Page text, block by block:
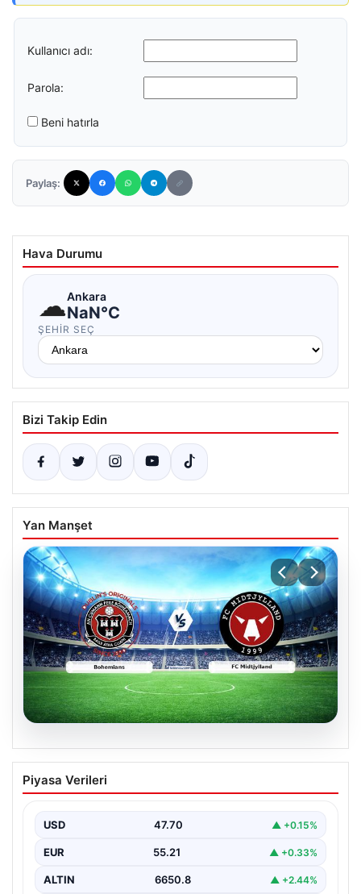
Kullanıcı adı:
Parola:
Beni hatırla
Paylaş:
Hava Durumu
☁Ankara
NaN°C
ŞEHIR SEÇ
Bizi Takip Edin
Yan Manşet
06.08.2026
CANLI | Bohemians – FC Midtjylland
Maç Önizlemesi ve Detayları
yaşanıyor. Bohemians ile FC Midtjylland, 06 Ağustos
2026…
Piyasa Verileri
USD 47.70 ▲ +0.15%
EUR 55.21 ▲ +0.33%
ALTIN 6650.8 ▲ +2.44%